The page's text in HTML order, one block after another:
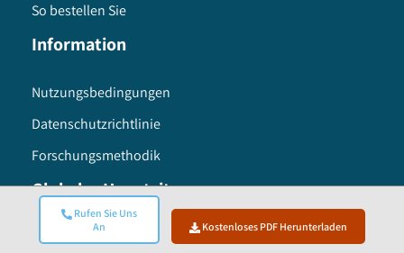
Rufen Sie Uns
An
Kostenloses PDF Herunterladen
So bestellen Sie
Information
Nutzungsbedingungen
Datenschutzrichtlinie
Forschungsmethodik
Globaler Hauptsitz
Global Market Insights Inc. 4 North Main Street,